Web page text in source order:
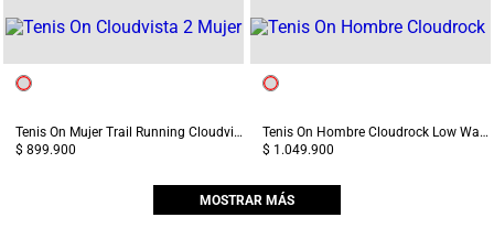
Tenis On Mujer Trail Running Cloudvista 2 Blanco/Café
$ 899.900
Tenis On Hombre Cloudrock Low Waterproof Negro
$ 1.049.900
MOSTRAR MÁS